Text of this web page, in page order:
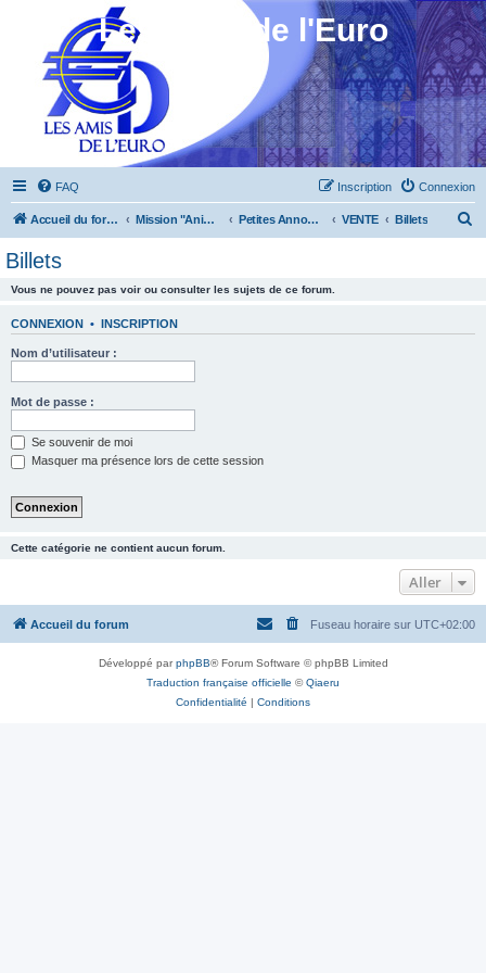
Les Amis de l'Euro
FAQ Connexion
Inscription
Accueil du forum Mission "Animation" Petites Annonces VENTE Billets
Billets
Vous ne pouvez pas voir ou consulter les sujets de ce forum.
CONNEXION • INSCRIPTION
Nom d’utilisateur :
Mot de passe :
Se souvenir de moi
Masquer ma présence lors de cette session
Cette catégorie ne contient aucun forum.
Aller
Accueil du forum Fuseau horaire sur UTC+02:00
Développé parphpBB® Forum Software © phpBB Limited
Traduction française officielle ©Qiaeru
Confidentialité | Conditions